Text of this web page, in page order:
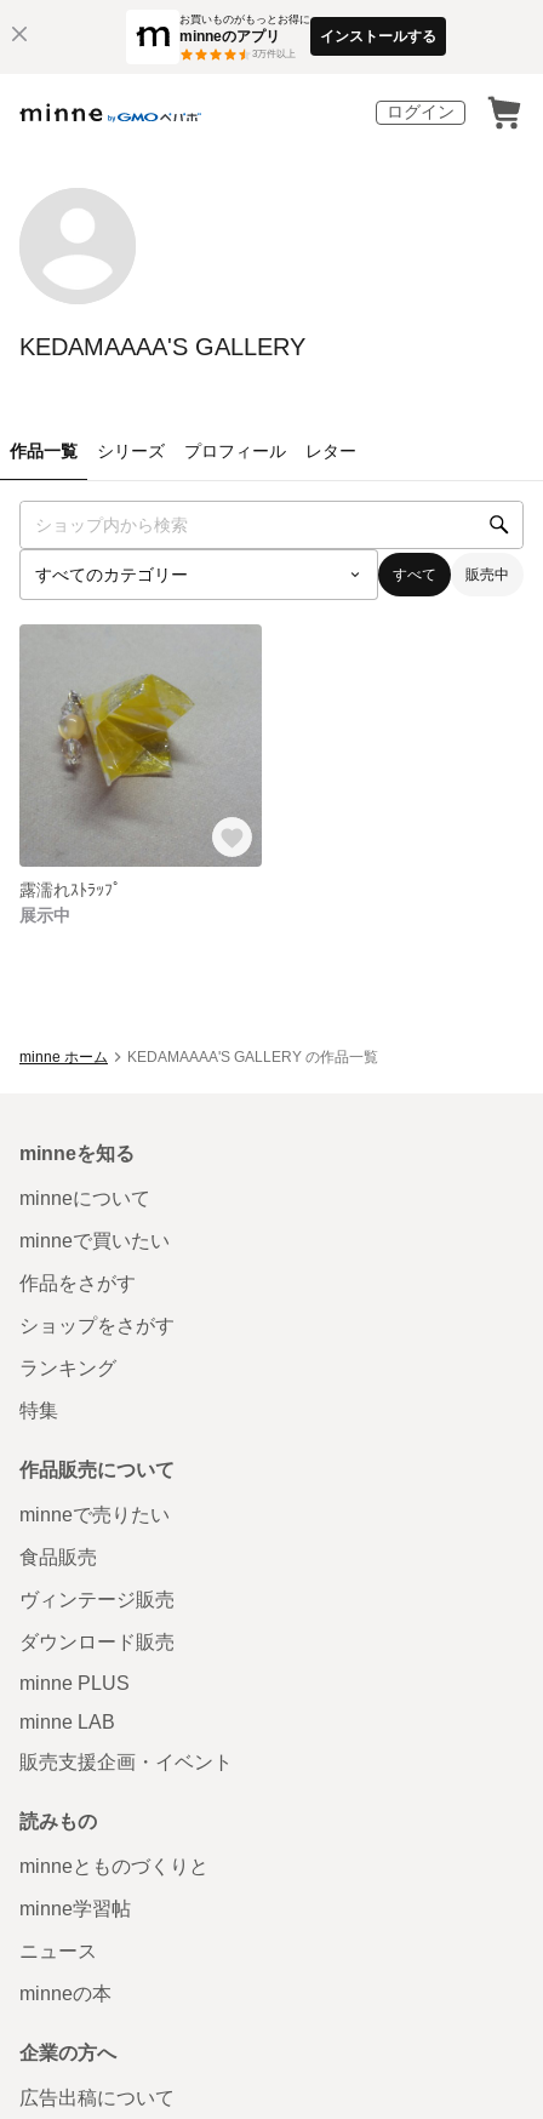
お買いものがもっとお得に
minneのアプリ
3万件以上
インストールする
ログイン
KEDAMAAAA'S GALLERY
作品一覧 シリーズ プロフィール レター
すべて 販売中
露濡れｽﾄﾗｯﾌﾟ
展示中
minne ホーム KEDAMAAAA'S GALLERY の作品一覧
minneを知る
minneについて
minneで買いたい
作品をさがす
ショップをさがす
ランキング
特集
作品販売について
minneで売りたい
食品販売
ヴィンテージ販売
ダウンロード販売
minne PLUS
minne LAB
販売支援企画・イベント
読みもの
minneとものづくりと
minne学習帖
ニュース
minneの本
企業の方へ
広告出稿について